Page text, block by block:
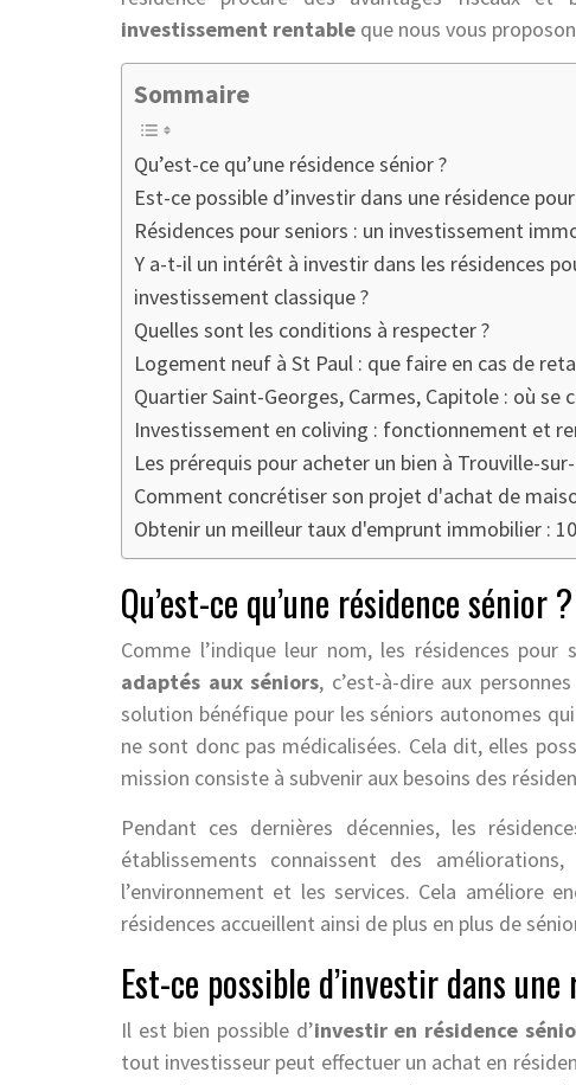
investissement rentable que nous vous
Sommaire
Qu’est-ce qu’une résidence sénior ?
Est-ce possible d’investir dans une résidence
Résidences pour seniors : un investissement
Y a-t-il un intérêt à investir dans les résidences
investissement classique ?
Quelles sont les conditions à respecter ?
Logement neuf à St Paul : que faire en cas de
Quartier Saint-Georges, Carmes, Capitole : où se
Investissement en coliving : fonctionnement et
Les prérequis pour acheter un bien à Trouville-
Comment concrétiser son projet d'achat de
Obtenir un meilleur taux d'emprunt immobilier :
Qu’est-ce qu’une résidence sénior ?
Comme l’indique leur nom, les résidences pour
adaptés aux séniors, c’est-à-dire aux
solution bénéfique pour les séniors autonomes
ne sont donc pas médicalisées. Cela dit, elles
mission consiste à subvenir aux besoins des
Pendant ces dernières décennies, les
établissements connaissent des
l’environnement et les services. Cela améliore
résidences accueillent ainsi de plus en plus de
Est-ce possible d’investir dans
Il est bien possible d’investir en résidence
tout investisseur peut effectuer un achat en